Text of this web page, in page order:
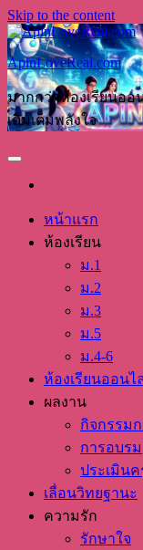
Skip to the content
ApinLoveReal.com
มากกว่าห้องเรียนอ
เติมเต็มพลังใจ
หน้าแรก
ห้องเรียน
ม.1
ม.2
ม.3
ม.5
ม.4-6
ห้องเรียนออนไ
ผลงาน
กิจกรรมก
การอบรม
ประเมินค
เลื่อนวิทยฐานะ
ความรัก
รักษาใจ